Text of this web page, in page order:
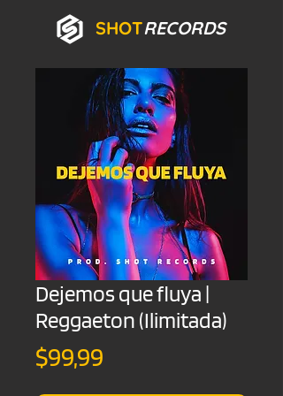
SHOTRECORDS
Dejemos que fluya |
Reggaeton (Ilimitada)
$99,99